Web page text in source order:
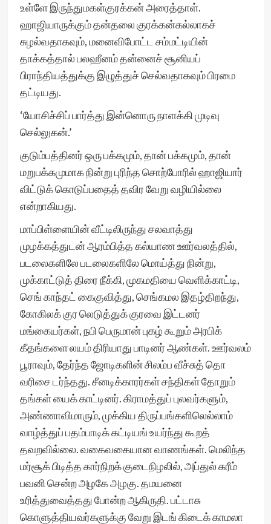
உள்ளே இருந்துமகள்குரக்கன் அரைத்தாள்.
ஹாஜியாருக்கும் தன்தலை குரக்கன்கல்லாகச்
சுழல்வதாகவும், மனைவிபோட்ட சம்மட்டியின்
தாக்கத்தால் பலஹீனம் தன்னைச் சூனியப்
பிராந்தியத்துக்கு இழுத்துச் செல்வதாகவும் பிரமை
தட்டியது.
‘யோசிச்சிப் பார்த்து இன்னொரு நாளக்கி முடிவு
செல்லுகன்.’
குடும்பத்தினர் ஒரு பக்கமும், தான் பக்கமும், தான்
மறுபக்கமுமாக நின்று புரிந்த சொற்போரில் ஹாஜியார்
விட்டுக் கொடுப்பதைத் தவிர வேறு வழியில்லை
என்றாகியது.
மாப்பிள்ளையின் வீட்டிலிருந்து சலவாத்து
முழக்கத்துடன் ஆரம்பித்த கல்யாண ஊர்வலத்தில்,
படலைகளிலே படலைகளிலே மொய்த்து நின்று,
முக்காட்டுத் திரை நீக்கி, முகமதியை வெளிக்காட்டி,
செங் காந்தட் கைகுவித்து, செங்கமல இதழ்திறந்து,
கோகிலக் குர லெடுத்துக் குரவை இட்டனர்
மங்கையர்கள், நபி பெருமான் புகழ் கூறும் அரபிக்
கீதங்களை லயம் திரியாது பாடினர் ஆண்கள். ஊர்வலம்
பூராவும், தேர்ந்த ஜோடிகளின் சிலம்ப வீச்சுத் தொ
வரிசை டர்ந்தது. சீனடிக்காரர்கள் சந்திகள் தோறும்
தங்கள் யைக் காட்டினர். கிராமத்துப் புலவர்களும்,
அண்ணாவிமாரும், முக்கிய திருப்பங்களிலெல்லாம்
வாழ்த்துப் பதம்பாடிக் கட்டியங் உயர்ந்து கூறத்
தவறவில்லை. வகைவகையான வாணங்கள். மெலிந்த
மர்சூக் பிடித்த கார்நிறக் குடைநிழலில், அப்துல் கரீம்
பவனி சென்ற அழகே அழகு. தமயனை
உரித்துவைத்தது போன்ற ஆகிருதி. பட்டாசு
கொளுத்தியவர்களுக்கு வேறு இடங் கிடைக் காமலா